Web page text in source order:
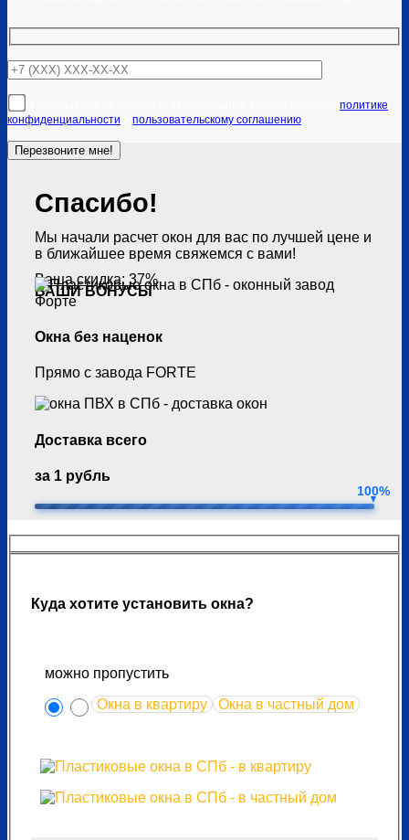
политике
конфиденциальности
пользовательскому соглашению
Спасибо!
Мы начали расчет окон для вас по лучшей цене и
в ближайшее время свяжемся с вами!
Ваша скидка: 37%
ВАШИ БОНУСЫ
Окна без наценок
Прямо с завода FORTE
Доставка всего
за 1 рубль
100%
Куда хотите установить окна?
можно пропустить
Окна в квартиру
Окна в частный дом